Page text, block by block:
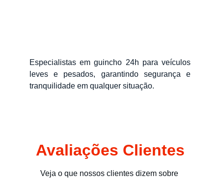
Especialistas em guincho 24h para veículos
leves e pesados, garantindo segurança e
tranquilidade em qualquer situação.
Avaliações Clientes
Veja o que nossos clientes dizem sobre